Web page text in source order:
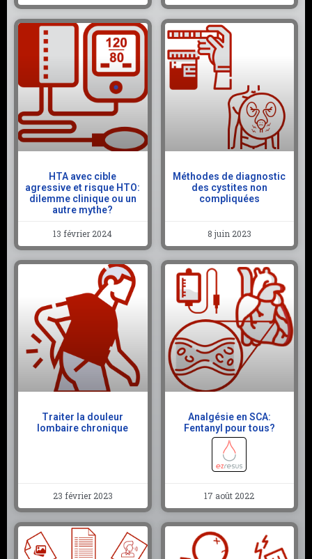
HTA avec cible
agressive et risque HTO:
dilemme clinique ou un
autre mythe?
13 février 2024
Méthodes de diagnostic
des cystites non
compliquées
8 juin 2023
Traiter la douleur
lombaire chronique
23 février 2023
Analgésie en SCA:
Fentanyl pour tous?
17 août 2022